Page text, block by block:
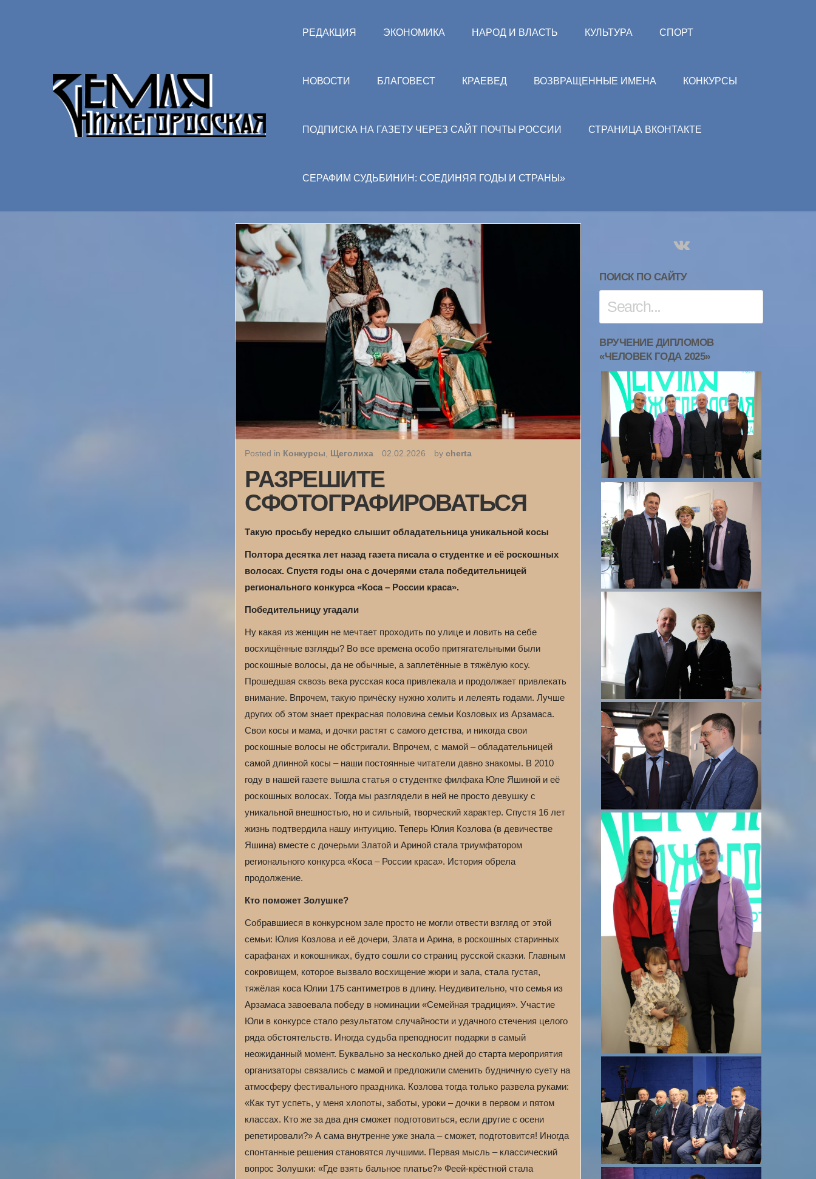
РЕДАКЦИЯ ЭКОНОМИКА НАРОД И ВЛАСТЬ КУЛЬТУРА СПОРТ
НОВОСТИ БЛАГОВЕСТ КРАЕВЕД ВОЗВРАЩЕННЫЕ ИМЕНА КОНКУРСЫ
ПОДПИСКА НА ГАЗЕТУ ЧЕРЕЗ САЙТ ПОЧТЫ РОССИИ СТРАНИЦА ВКОНТАКТЕ
СЕРАФИМ СУДЬБИНИН: СОЕДИНЯЯ ГОДЫ И СТРАНЫ»
Posted in Конкурсы Щеголиха 02.02.2026 by cherta
РАЗРЕШИТЕ
СФОТОГРАФИРОВАТЬСЯ
Такую просьбу нередко слышит обладательница уникальной косы
Полтора десятка лет назад газета писала о студентке и её роскошных
волосах. Спустя годы она с дочерями стала победительницей
регионального конкурса «Коса – России краса».
Победительницу угадали
Ну какая из женщин не мечтает проходить по улице и ловить на себе
восхищённые взгляды? Во все времена особо притягательными были
роскошные волосы, да не обычные, а заплетённые в тяжёлую косу.
Прошедшая сквозь века русская коса привлекала и продолжает привлекать
внимание. Впрочем, такую причёску нужно холить и лелеять годами. Лучше
других об этом знает прекрасная половина семьи Козловых из Арзамаса.
Свои косы и мама, и дочки растят с самого детства, и никогда свои
роскошные волосы не обстригали. Впрочем, с мамой – обладательницей
самой длинной косы – наши постоянные читатели давно знакомы. В 2010
году в нашей газете вышла статья о студентке филфака Юле Яшиной и её
роскошных волосах. Тогда мы разглядели в ней не просто девушку с
уникальной внешностью, но и сильный, творческий характер. Спустя 16 лет
жизнь подтвердила нашу интуицию. Теперь Юлия Козлова (в девичестве
Яшина) вместе с дочерьми Златой и Ариной стала триумфатором
регионального конкурса «Коса – России краса». История обрела
продолжение.
Кто поможет Золушке?
Собравшиеся в конкурсном зале просто не могли отвести взгляд от этой
семьи: Юлия Козлова и её дочери, Злата и Арина, в роскошных старинных
сарафанах и кокошниках, будто сошли со страниц русской сказки. Главным
сокровищем, которое вызвало восхищение жюри и зала, стала густая,
тяжёлая коса Юлии 175 сантиметров в длину. Неудивительно, что семья из
Арзамаса завоевала победу в номинации «Семейная традиция». Участие
Юли в конкурсе стало результатом случайности и удачного стечения целого
ряда обстоятельств. Иногда судьба преподносит подарки в самый
неожиданный момент. Буквально за несколько дней до старта мероприятия
организаторы связались с мамой и предложили сменить будничную суету на
атмосферу фестивального праздника. Козлова тогда только развела руками:
«Как тут успеть, у меня хлопоты, заботы, уроки – дочки в первом и пятом
классах. Кто же за два дня сможет подготовиться, если другие с осени
репетировали?» А сама внутренне уже знала – сможет, подготовится! Иногда
спонтанные решения становятся лучшими. Первая мысль – классический
вопрос Золушки: «Где взять бальное платье?» Феей-крёстной стала
ПОИСК ПО САЙТУ
ВРУЧЕНИЕ ДИПЛОМОВ
«ЧЕЛОВЕК ГОДА 2025»